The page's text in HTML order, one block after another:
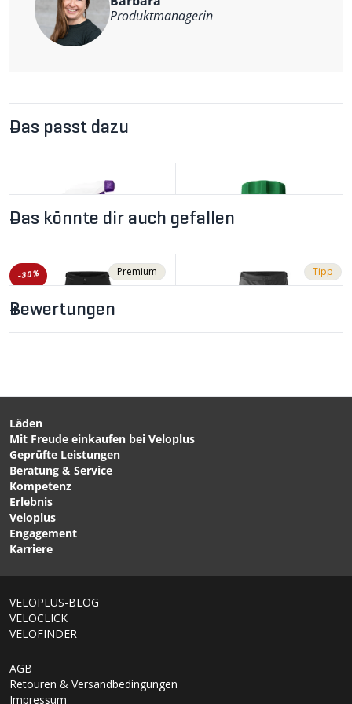
Green Shape-Produkt
Hauptmaterial: 88% Polyester, 12% Elastan
Produktmanagerin
Das passt dazu
violett / 300ML von
NIKWAX
Das könnte dir auch gefallen
-30% Premium
CHF 145.00 CHF 209.00
VIRT II Herren-
Softshellhose Black/Black
von VAUDE
Tipp
CHF 139.00
Bewertungen
Läden
Mit Freude einkaufen bei Veloplus
Geprüfte Leistungen
Beratung & Service
Kompetenz
Erlebnis
Veloplus
Engagement
Karriere
VELOPLUS-BLOG
VELOCLICK
VELOFINDER
AGB
Retouren & Versandbedingungen
Impressum